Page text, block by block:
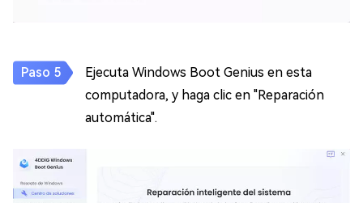
Ejecuta Windows Boot Genius en esta
computadora, y haga clic en "Reparación
automática".